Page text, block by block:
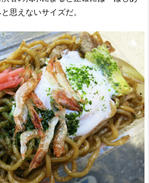
思えないサイズだ。